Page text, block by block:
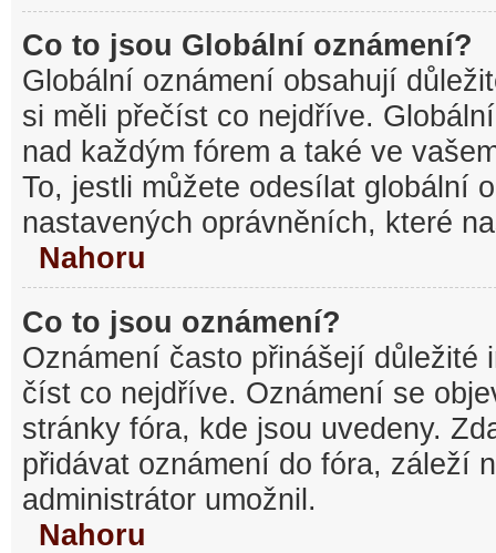
Co to jsou Globální oznámení?
Globální oznámení obsahují
si měli přečíst co nejdříve.
nad každým fórem a také ve
To, jestli můžete odesílat globální
nastavených oprávněních, které
Nahoru
Co to jsou oznámení?
Oznámení často přinášejí důležité
číst co nejdříve. Oznámení se
stránky fóra, kde jsou uvedeny.
přidávat oznámení do fóra, záleží
administrátor umožnil.
Nahoru